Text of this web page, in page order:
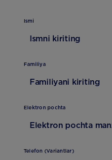
Ismi
Familiya
Elektron pochta
Telefon (Variantlar)